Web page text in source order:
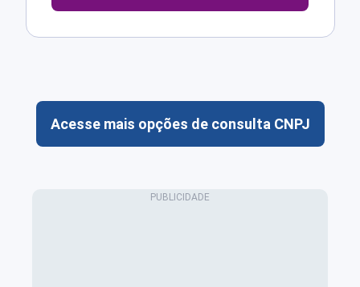
Acesse mais opções de consulta CNPJ